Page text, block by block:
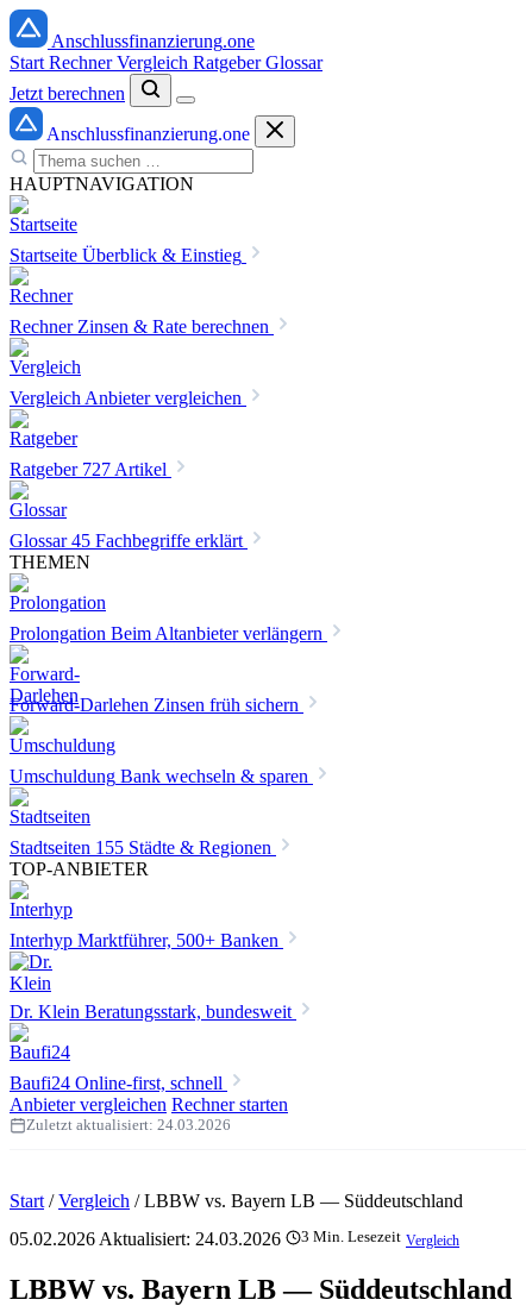
Anschlussfinanzierung.one
Start RechnerVergleich RatgeberGlossar
Jetzt berechnen
Anschlussfinanzierung.one
HAUPTNAVIGATION
Startseite Überblick & Einstieg
Rechner Zinsen & Rate berechnen
Vergleich Anbieter vergleichen
Ratgeber 727 Artikel
Glossar 45 Fachbegriffe erklärt
THEMEN
Prolongation Beim Altanbieter verlängern
Forward-Darlehen Zinsen früh sichern
Umschuldung Bank wechseln & sparen
Stadtseiten 155 Städte & Regionen
TOP-ANBIETER
Interhyp Marktführer, 500+ Banken
Dr. Klein Beratungsstark, bundesweit
Baufi24 Online-first, schnell
Anbieter vergleichen Rechner starten
Zuletzt aktualisiert: 24.03.2026
Start / Vergleich / LBBW vs. Bayern LB — Süddeutschland
05.02.2026 Aktualisiert: 24.03.2026 3 Min. Lesezeit Vergleich
LBBW vs. Bayern LB — Süddeutschland